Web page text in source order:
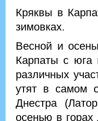
Кряквы в
зимовках.
Весной и
Карпаты с юга
различных
утят в самом
Днестра
осенью в